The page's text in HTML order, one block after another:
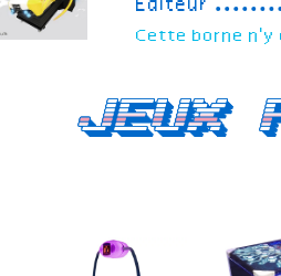
Editeur
Cette borne n'y
Jeux